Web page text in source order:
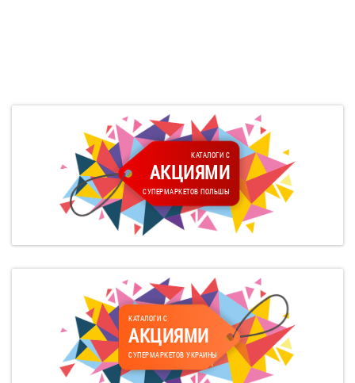
КАТАЛОГИ С
АКЦИЯМИ
СУПЕРМАРКЕТОВ ПОЛЬШЫ
КАТАЛОГИ С
АКЦИЯМИ
СУПЕРМАРКЕТОВ УКРАИНЫ